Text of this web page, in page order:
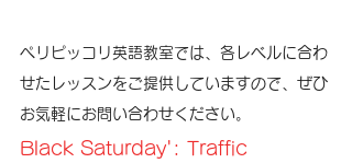
ペリピッコリ英語教室では、各レベルに合わ
せたレッスンをご提供していますので、ぜひ
お気軽にお問い合わせください。
Black Saturday': Traffic